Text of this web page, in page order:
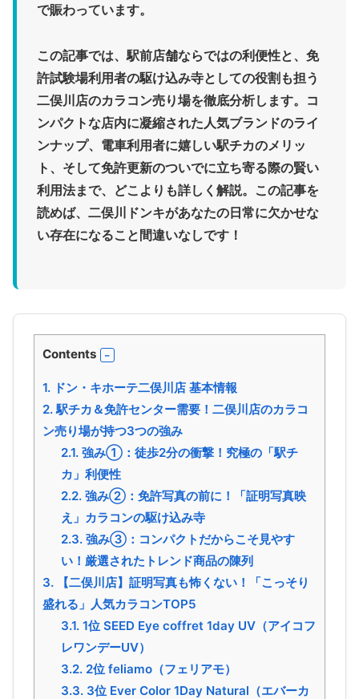
で賑わっています。
この記事では、駅前店舗ならではの利便性と、免
許試験場利用者の駆け込み寺としての役割も担う
二俣川店のカラコン売り場を徹底分析します。コ
ンパクトな店内に凝縮された人気ブランドのライ
ンナップ、電車利用者に嬉しい駅チカのメリッ
ト、そして免許更新のついでに立ち寄る際の賢い
利用法まで、どこよりも詳しく解説。この記事を
読めば、二俣川ドンキがあなたの日常に欠かせな
い存在になること間違いなしです！
Contents
1. ドン・キホーテ二俣川店 基本情報
2.駅チカ＆免許センター需要！二俣川店のカラコ
ン売り場が持つ3つの強み
2.1.強み①：徒歩2分の衝撃！究極の「駅チ
カ」利便性
2.2.強み②：免許写真の前に！「証明写真映
え」カラコンの駆け込み寺
2.3.強み③：コンパクトだからこそ見やす
い！厳選されたトレンド商品の陳列
3. 【二俣川店】証明写真も怖くない！「こっそり
盛れる」人気カラコンTOP5
3.1.1位 SEED Eye coffret 1day UV（アイコフ
レワンデーUV）
3.2.2位 feliamo（フェリアモ）
3.3.3位 Ever Color 1Day Natural（エバーカ